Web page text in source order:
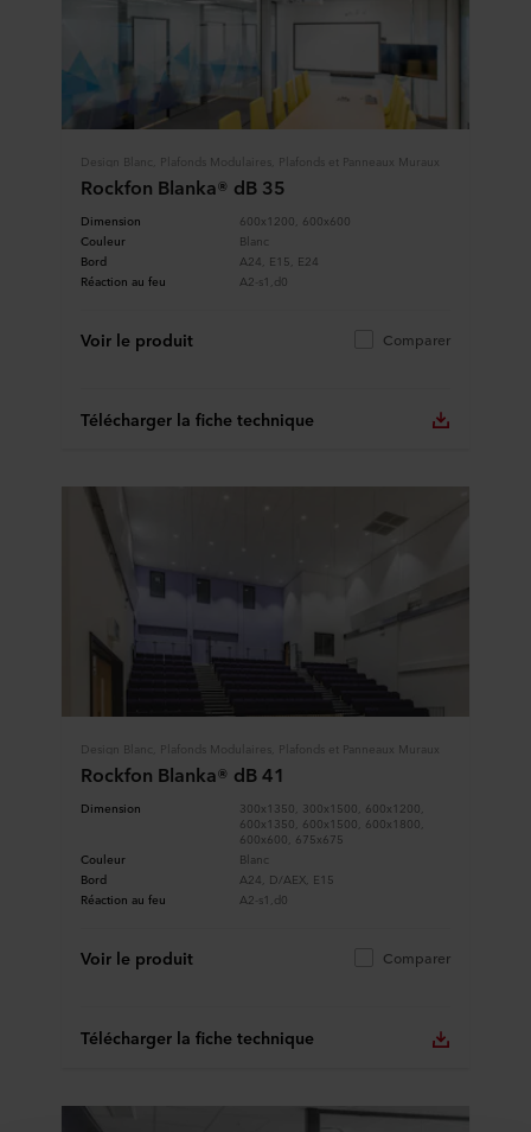
Design Blanc, Plafonds Modulaires, Plafonds et Panneaux Muraux
Rockfon Blanka® dB 35
Dimension
600x1200, 600x600
Couleur
Blanc
Bord
A24, E15, E24
Réaction au feu
A2-s1,d0
Voir le produit Comparer
Télécharger la fiche technique
Design Blanc, Plafonds Modulaires, Plafonds et Panneaux Muraux
Rockfon Blanka® dB 41
Dimension
300x1350, 300x1500, 600x1200,
600x1350, 600x1500, 600x1800,
600x600, 675x675
Couleur
Blanc
Bord
A24, D/AEX, E15
Réaction au feu
A2-s1,d0
Voir le produit Comparer
Télécharger la fiche technique